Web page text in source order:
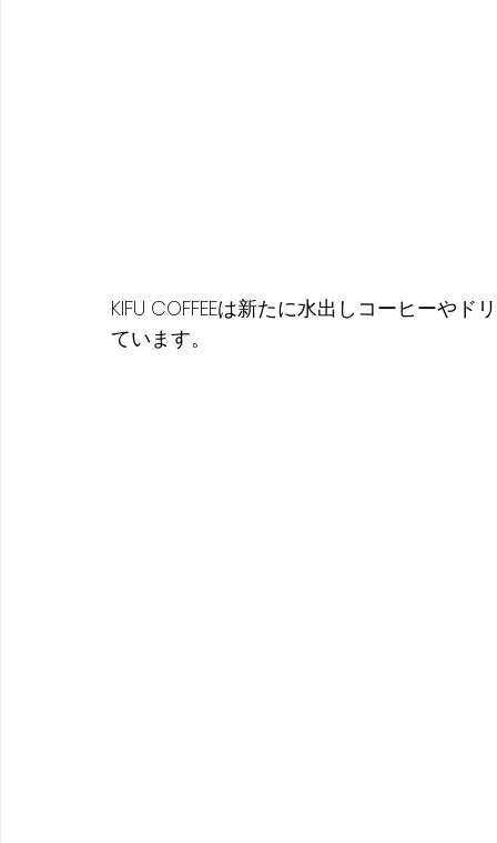
KIFU COFFEEは新たに水出しコーヒーや
ています。